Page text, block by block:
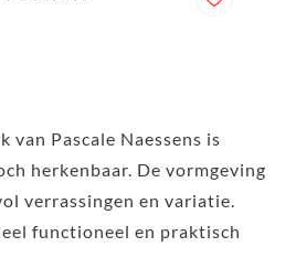
van Pascale Naessens is
herkenbaar. De vormgeving
verrassingen en variatie.
functioneel en praktisch